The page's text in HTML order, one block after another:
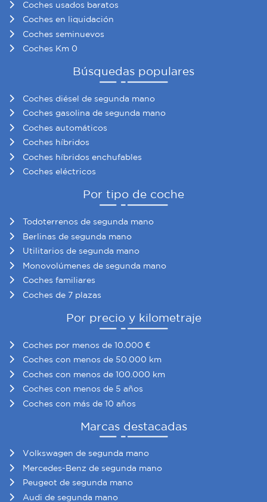
información sobre el uso que haga del sitio web con
nuestros partners de redes sociales, publicidad y análisis
web, quienes pueden combinarla con otra información
que les haya proporcionado o que hayan recopilado a
Coches usados baratos
Coches en liquidación
Coches seminuevos
Coches Km 0
Búsquedas populares
Coches diésel de segunda mano
Coches gasolina de segunda mano
Coches automáticos
Coches híbridos
Coches híbridos enchufables
Coches eléctricos
Por tipo de coche
Todoterrenos de segunda mano
Berlinas de segunda mano
Utilitarios de segunda mano
Monovolúmenes de segunda mano
Coches familiares
Coches de 7 plazas
Por precio y kilometraje
Coches por menos de 10.000 €
Coches con menos de 50.000 km
Coches con menos de 100.000 km
Coches con menos de 5 años
Coches con más de 10 años
Marcas destacadas
Volkswagen de segunda mano
Mercedes-Benz de segunda mano
Peugeot de segunda mano
Audi de segunda mano